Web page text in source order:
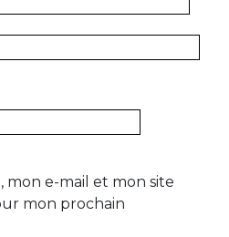
mon e-mail et mon site
mon prochain